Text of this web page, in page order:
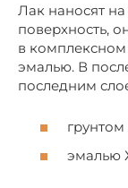
Лак наносят
поверхность,
в
эмалью. В
последним
грунтом
эмалью